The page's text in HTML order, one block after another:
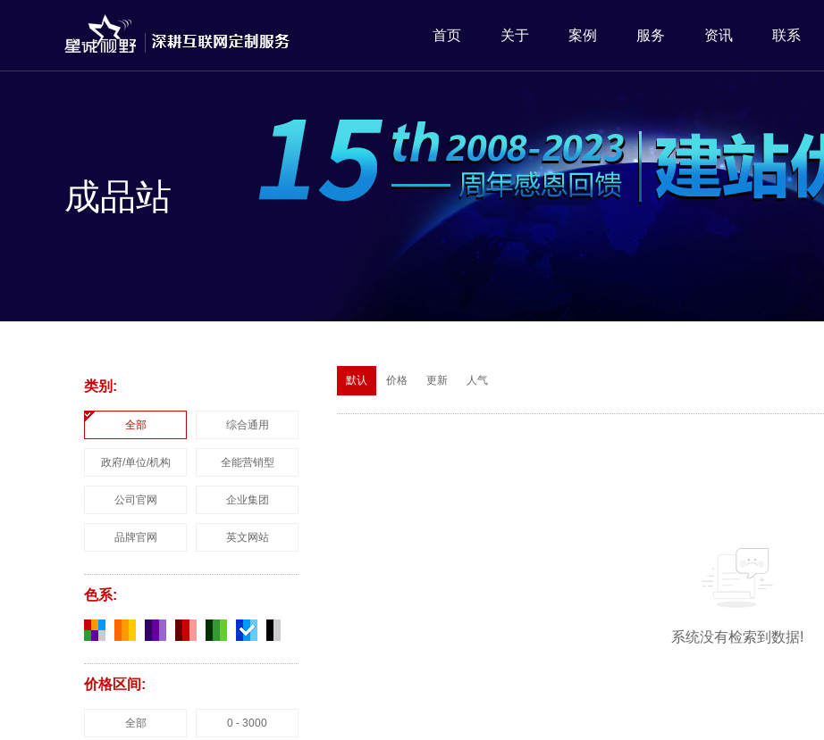
首页 关于 案例 服务 资讯 联系
成品站
类别:
全部 综合通用
政府/单位/机构 全能营销型
公司官网 企业集团
品牌官网 英文网站
色系:
价格区间:
全部 0 - 3000
默认 价格 更新 人气
系统没有检索到数据!